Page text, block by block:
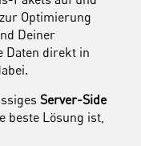
Optimierung
Deiner
Daten direkt in
Server-Side
beste Lösung ist,